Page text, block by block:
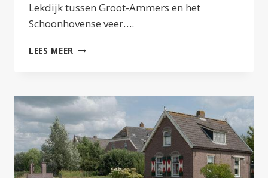
Lekdijk tussen Groot-Ammers en het
Schoonhovense veer….
LEES MEER GELKENES